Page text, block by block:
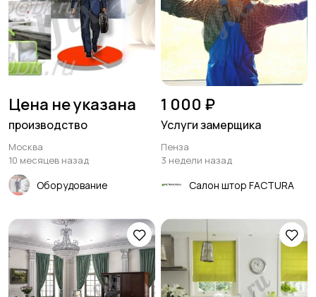
Цена не указана
производство
Москва
10 месяцев назад
Оборудование
1 000 ₽
Услуги замерщика
Пенза
3 недели назад
Салон штор FACTURA